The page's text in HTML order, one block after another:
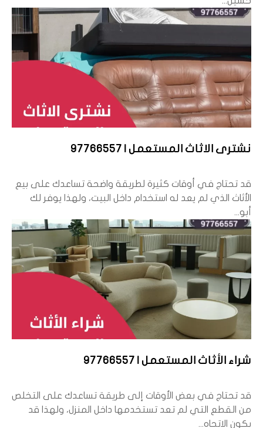
نشترى الاثاث المستعمل | 97766557
قد تحتاج في أوقات كثيرة لطريقة واضحة تساعدك على بيع
الأثاث الذي لم يعد له استخدام داخل البيت، ولهذا يوفر لك
أبو...
شراء الأثاث المستعمل | 97766557
قد تحتاج في بعض الأوقات إلى طريقة تساعدك على التخلص
من القطع التي لم تعد تستخدمها داخل المنزل، ولهذا قد
يكون الاتجاه...